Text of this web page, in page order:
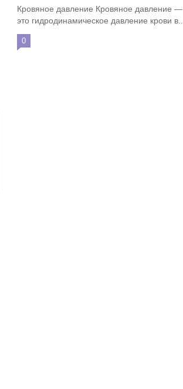
Кровяное давление Кровяное давление —
это гидродинамическое давление крови в...
0